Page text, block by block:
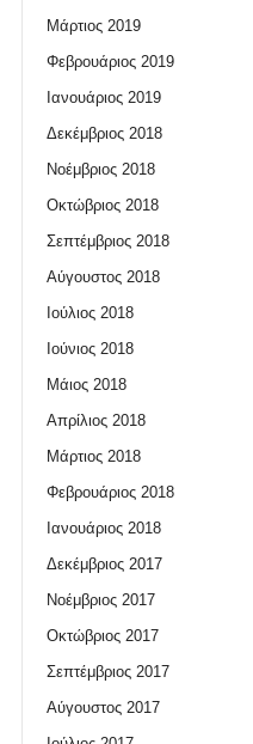
Μάρτιος 2019
Φεβρουάριος 2019
Ιανουάριος 2019
Δεκέμβριος 2018
Νοέμβριος 2018
Οκτώβριος 2018
Σεπτέμβριος 2018
Αύγουστος 2018
Ιούλιος 2018
Ιούνιος 2018
Μάιος 2018
Απρίλιος 2018
Μάρτιος 2018
Φεβρουάριος 2018
Ιανουάριος 2018
Δεκέμβριος 2017
Νοέμβριος 2017
Οκτώβριος 2017
Σεπτέμβριος 2017
Αύγουστος 2017